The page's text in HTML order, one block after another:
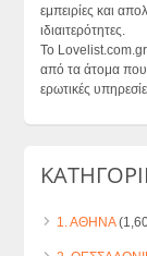
εμπειρίες και
ιδιαιτερότητες.
Το Lovelist.com.gr
από τα άτομα που
ερωτικές
1. ΑΘΗΝΑ